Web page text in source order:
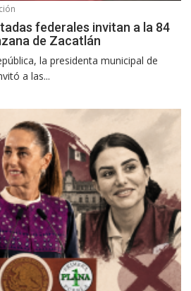
federales invitan a la 84
de Zacatlán
la presidenta municipal de
a las...